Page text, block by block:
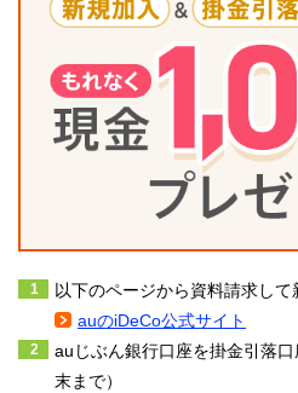
以下のページから資料請求して
auのiDeCo公式サイト
auじぶん銀行口座を掛金引落
末まで）